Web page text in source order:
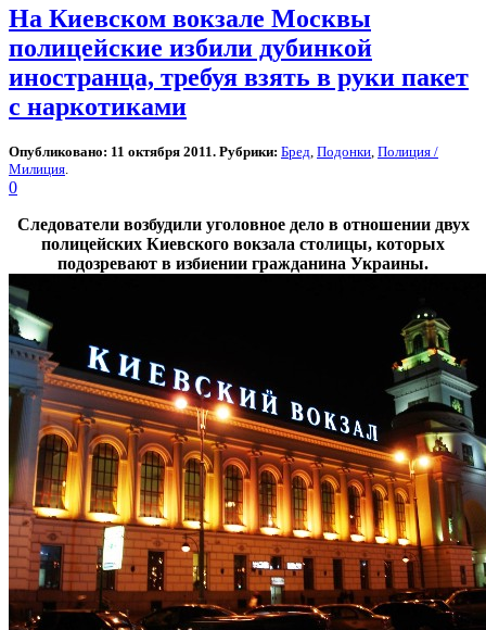
На Киевском вокзале Москвы
полицейские избили дубинкой
иностранца, требуя взять в руки пакет
с наркотиками
Опубликовано: 11 октября 2011. Рубрики: Бред Подонки Полиция /
Милиция
0
Следователи возбудили уголовное дело в отношении двух
полицейских Киевского вокзала столицы, которых
подозревают в избиении гражданина Украины.